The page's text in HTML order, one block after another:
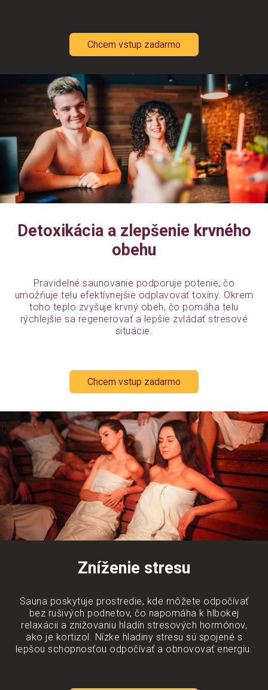
Chcem vstup zadarmo
Detoxikácia a zlepšenie krvného
obehu
Pravidelné saunovanie podporuje potenie, čo
umožňuje telu efektívnejšie odplavovať toxíny. Okrem
toho teplo zvyšuje krvný obeh, čo pomáha telu
rýchlejšie sa regenerovať a lepšie zvládať stresové
situácie.
Chcem vstup zadarmo
Zníženie stresu
Sauna poskytuje prostredie, kde môžete odpočívať
bez rušivých podnetov, čo napomáha k hlbokej
relaxácii a znižovaniu hladín stresových hormónov,
ako je kortizol. Nízke hladiny stresu sú spojené s
lepšou schopnosťou odpočívať a obnovovať energiu.